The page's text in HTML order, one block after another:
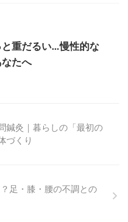
重だるい…慢性的な
たへ
鍼灸｜暮らしの「最初の
づくり
足・膝・腰の不調との